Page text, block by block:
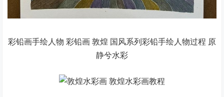
彩铅画手绘人物 彩铅画 敦煌 国风系列彩铅手绘人物过程 原
静兮水彩